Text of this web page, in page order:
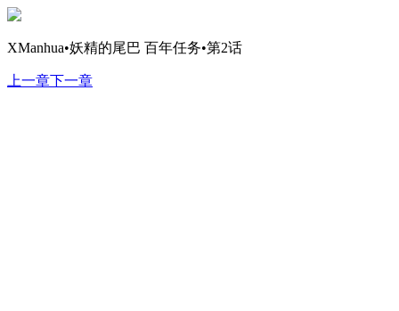
XManhua•妖精的尾巴 百年任务•第2话
上一章下一章